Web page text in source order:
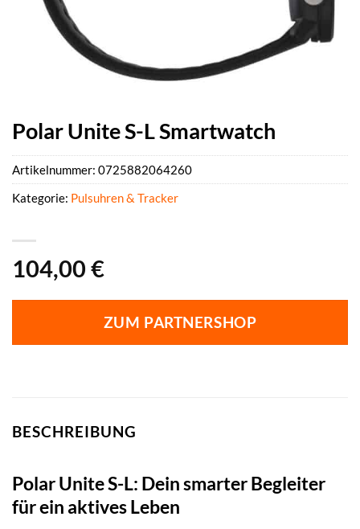
Polar Unite S-L Smartwatch
104,00 €
ZUM PARTNERSHOP
Artikelnummer: 0725882064260
Kategorie: Pulsuhren & Tracker
BESCHREIBUNG
Polar Unite S-L: Dein smarter Begleiter
für ein aktives Leben